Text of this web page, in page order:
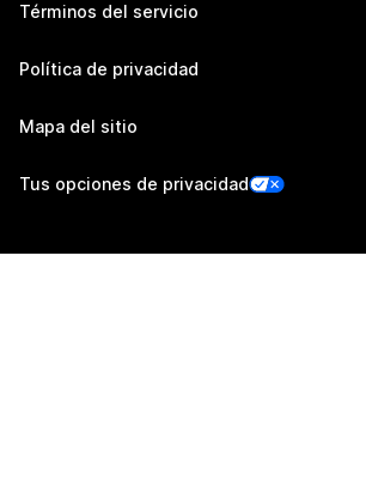
Términos del servicio
Política de privacidad
Mapa del sitio
Tus opciones de privacidad